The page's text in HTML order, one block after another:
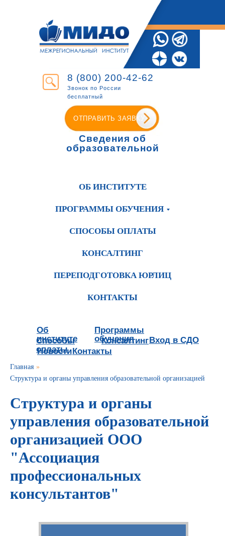
8 (800) 200-42-62
Звонок по России
бесплатный
ОТПРАВИТЬ ЗАЯВКУ
Сведения об
образовательной
ОБ ИНСТИТУТЕ
ПРОГРАММЫ ОБУЧЕНИЯ
СПОСОБЫ ОПЛАТЫ
КОНСАЛТИНГ
ПЕРЕПОДГОТОВКА ЮРЛИЦ
КОНТАКТЫ
Об
институте
Программы
обучения
Способы
оплаты
Консалтинг
Новости
Вход в СДО
Контакты
Главная »
Структура и органы управления образовательной организацией
Структура и органы
управления образовательной
организацией ООО
"Ассоциация
профессиональных
консультантов"